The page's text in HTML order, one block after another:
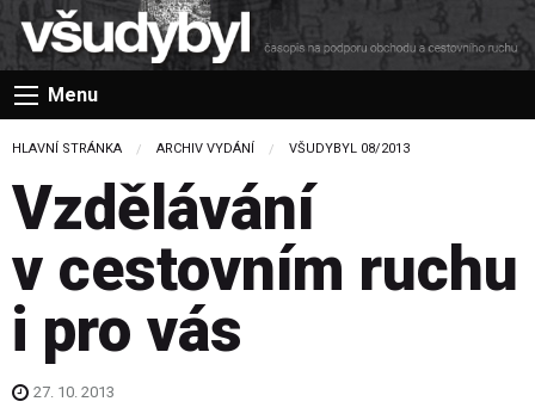
Menu
HLAVNÍ STRÁNKA ARCHIV VYDÁNÍ VŠUDYBYL 08/2013
Vzdělávání
v cestovním ruchu
i pro vás
27. 10. 2013